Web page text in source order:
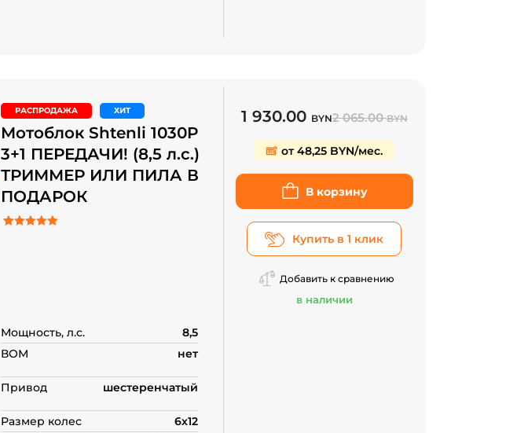
РАСПРОДАЖА ХИТ
Мотоблок Shtenli 1030P
3+1 ПЕРЕДАЧИ! (8,5 л.с.)
ТРИММЕР ИЛИ ПИЛА В
ПОДАРОК
Мощность, л.с.
8,5
ВОМ нет
Привод шестеренчатый
Размер колес
6х12
1 930.00 BYN2 065.00BYN
от 48,25 BYN/мес.
В корзину
Купить в 1 клик
Добавить к сравнению
в наличии